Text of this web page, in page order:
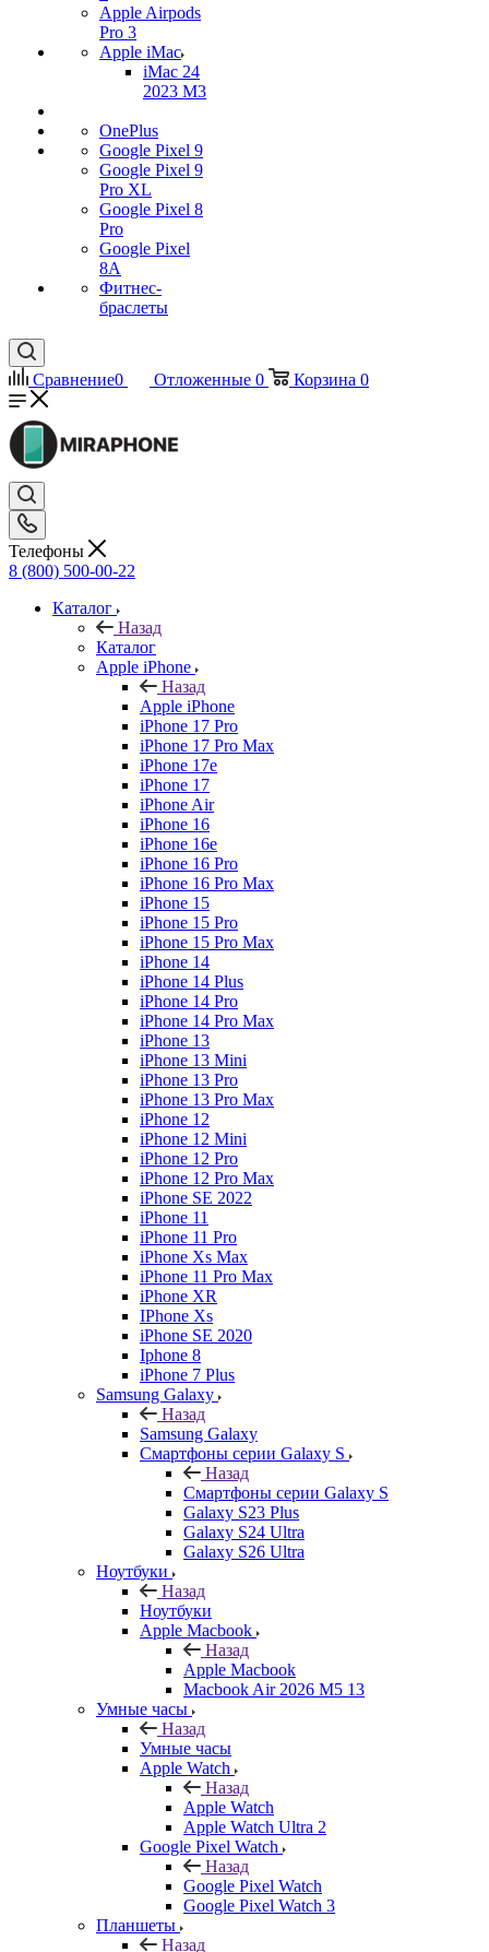
Apple Airpods
Pro 3
Apple iMac
iMac 24
2023 M3
OnePlus
Google Pixel 9
Google Pixel 9
Pro XL
Google Pixel 8
Pro
Google Pixel
8A
Фитнес-
браслеты
Сравнение0 Отложенные 0 Корзина 0
Телефоны
8 (800) 500-00-22
Каталог
Назад
Каталог
Apple iPhone
Назад
Apple iPhone
iPhone 17 Pro
iPhone 17 Pro Max
iPhone 17e
iPhone 17
iPhone Air
iPhone 16
iPhone 16e
iPhone 16 Pro
iPhone 16 Pro Max
iPhone 15
iPhone 15 Pro
iPhone 15 Pro Max
iPhone 14
iPhone 14 Plus
iPhone 14 Pro
iPhone 14 Pro Max
iPhone 13
iPhone 13 Mini
iPhone 13 Pro
iPhone 13 Pro Max
iPhone 12
iPhone 12 Mini
iPhone 12 Pro
iPhone 12 Pro Max
iPhone SE 2022
iPhone 11
iPhone 11 Pro
iPhone Xs Max
iPhone 11 Pro Max
iPhone XR
IPhone Xs
iPhone SE 2020
Iphone 8
iPhone 7 Plus
Samsung Galaxy
Назад
Samsung Galaxy
Смартфоны серии Galaxy S
Назад
Смартфоны серии Galaxy S
Galaxy S23 Plus
Galaxy S24 Ultra
Galaxy S26 Ultra
Ноутбуки
Назад
Ноутбуки
Apple Macbook
Назад
Apple Macbook
Macbook Air 2026 M5 13
Умные часы
Назад
Умные часы
Apple Watch
Назад
Apple Watch
Apple Watch Ultra 2
Google Pixel Watch
Назад
Google Pixel Watch
Google Pixel Watch 3
Планшеты
Назад